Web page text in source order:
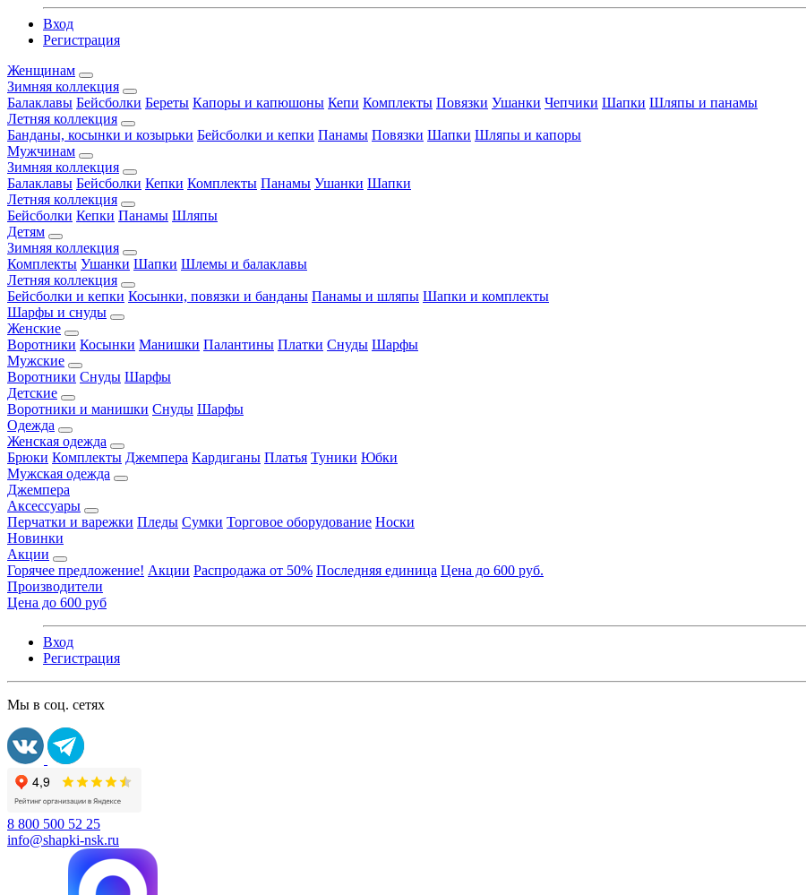
Вход
Регистрация
Женщинам
Зимняя коллекция
Балаклавы Бейсболки Береты Капоры и капюшоны Кепи Комплекты Повязки Ушанки Чепчики Шапки Шляпы и панамы
Летняя коллекция
Банданы, косынки и козырьки Бейсболки и кепки Панамы Повязки Шапки Шляпы и капоры
Мужчинам
Зимняя коллекция
Балаклавы Бейсболки Кепки Комплекты Панамы Ушанки Шапки
Летняя коллекция
Бейсболки Кепки Панамы Шляпы
Детям
Зимняя коллекция
Комплекты Ушанки Шапки Шлемы и балаклавы
Летняя коллекция
Бейсболки и кепки Косынки, повязки и банданы Панамы и шляпы Шапки и комплекты
Шарфы и снуды
Женские
Воротники Косынки Манишки Палантины Платки Снуды Шарфы
Мужские
Воротники Снуды Шарфы
Детские
Воротники и манишки Снуды Шарфы
Одежда
Женская одежда
Брюки Комплекты Джемпера Кардиганы Платья Туники Юбки
Мужская одежда
Джемпера
Аксессуары
Перчатки и варежки Пледы Сумки Торговое оборудование Носки
Новинки
Акции
Горячее предложение! Акции Распродажа от 50% Последняя единица Цена до 600 руб.
Производители
Цена до 600 руб
Вход
Регистрация
Мы в соц. сетях
8 800 500 52 25
info@shapki-nsk.ru